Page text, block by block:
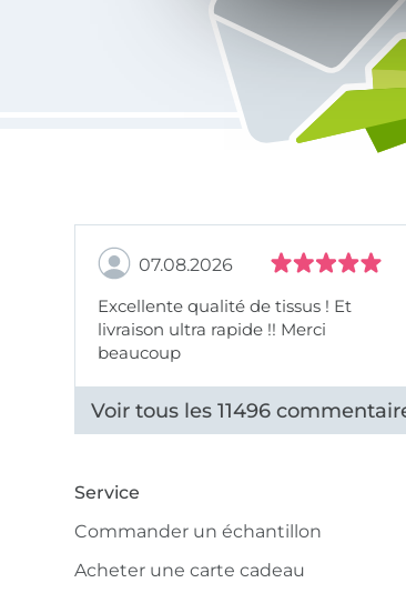
07.08.2026
Excellente qualité de tissus ! Et
livraison ultra rapide !! Merci
beaucoup
Voir tous les 11496
Service
Commander un échantillon
Acheter une carte cadeau